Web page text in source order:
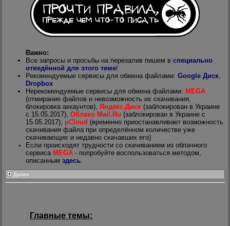
Важно:
Все запросы и просьбы на перезалив пишем в специально
отведённой для этого теме!
Рекомендуемые сервисы для обмена файлами: Google Диск,
Dropbox
Нерекомендуемые сервисы для обмена файлами: MEGA
(отмирание файлов и невозможность их скачивания,
блокировка аккаунтов), Яндекс.Диск (заблокирован в Украине
с 15.05.2017), Облако Mail.Ru (заблокирован в Украине с
15.05.2017), pCloud (временно приостанавливает возможность
скачивания файла при определённом количестве уже
скачивающих и недавно скачавших его)
Если происходят трудности со скачиванием из облачного
сервиса MEGA - попробуйте воспользоваться методом,
описанным здесь.
Далее
Главные темы: